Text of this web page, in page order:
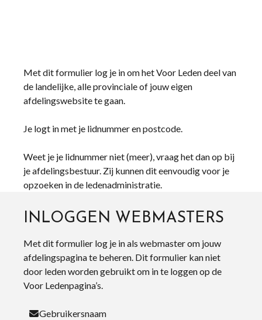
Met dit formulier log je in om het Voor Leden deel van
de landelijke, alle provinciale of jouw eigen
afdelingswebsite te gaan.
Je logt in met je lidnummer en postcode.
Weet je je lidnummer niet (meer), vraag het dan op bij
je afdelingsbestuur. Zij kunnen dit eenvoudig voor je
opzoeken in de ledenadministratie.
INLOGGEN WEBMASTERS
Met dit formulier log je in als webmaster om jouw
afdelingspagina te beheren. Dit formulier kan niet
door leden worden gebruikt om in te loggen op de
Voor Ledenpagina’s.
Gebruikersnaam